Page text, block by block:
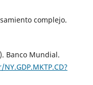
complejo.
Banco Mundial.